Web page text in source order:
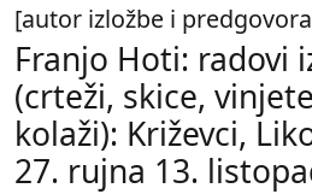
[autor izložbe i
Franjo Hoti: radovi
(crteži, skice,
kolaži): Križevci,
27. rujna 13.